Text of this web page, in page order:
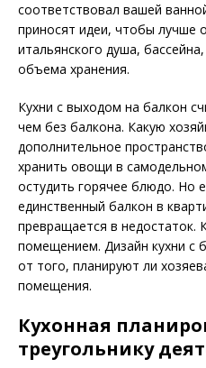
соответствовал вашей
приносят идеи, чтобы лучше
итальянского душа,
объема хранения.
Кухни с выходом на балкон
чем без балкона. Какую
дополнительное
хранить овощи в
остудить горячее блюдо. Но
единственный балкон в
превращается в недостаток.
помещением. Дизайн кухни с
от того, планируют ли
помещения.
Кухонная
треугольнику